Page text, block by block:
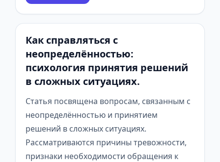
Как справляться с
неопределённостью:
психология принятия решений
в сложных ситуациях.
Статья посвящена вопросам, связанным с
неопределённостью и принятием
решений в сложных ситуациях.
Рассматриваются причины тревожности,
признаки необходимости обращения к